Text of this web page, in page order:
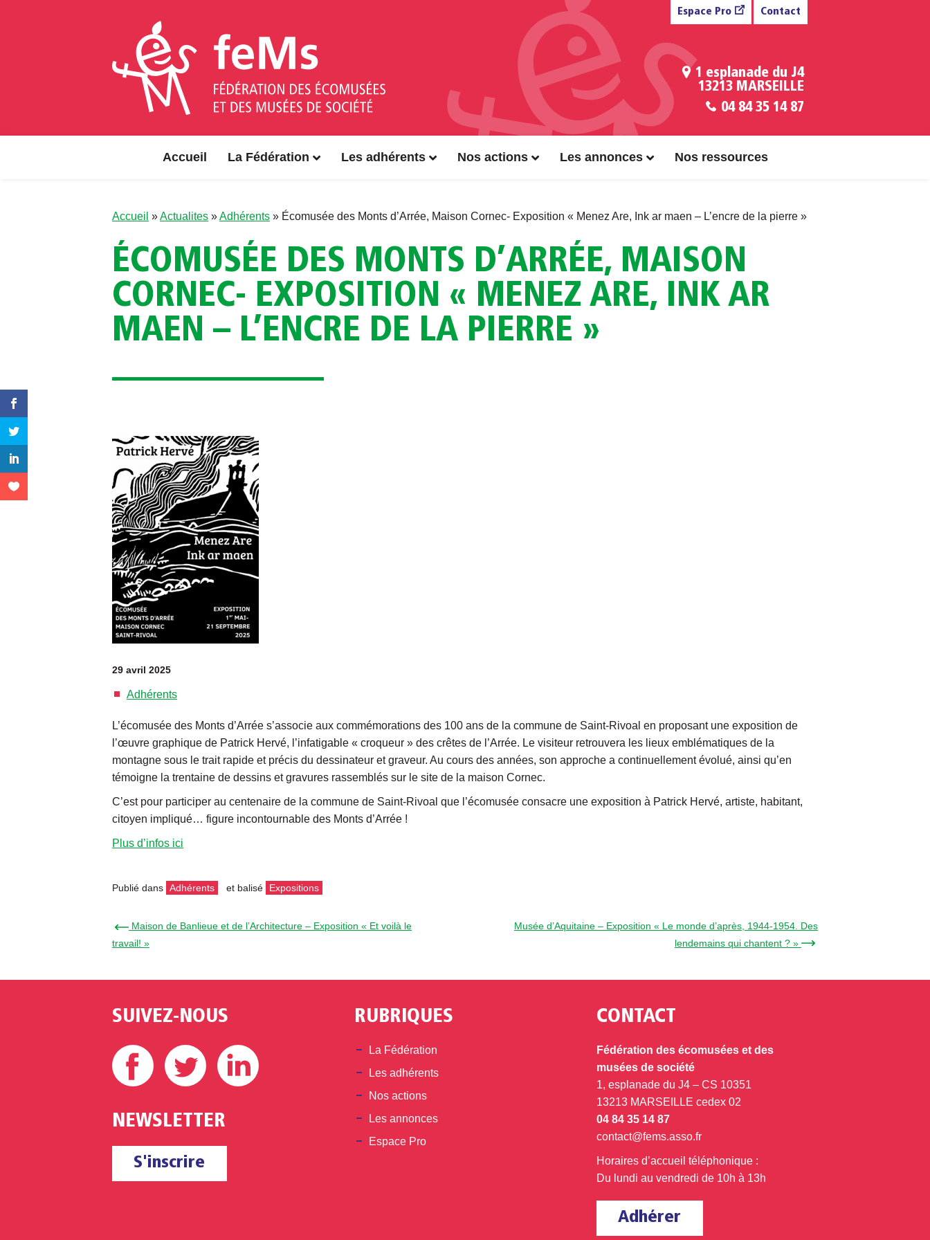
Espace Pro Contact
1 esplanade du J4
13213 MARSEILLE
04 84 35 14 87
Accueil La Fédération Les adhérents Nos actions Les annonces Nos ressources
Accueil »Actualites »Adhérents » Écomusée des Monts d’Arrée, Maison Cornec- Exposition « Menez Are, Ink ar maen – L’encre de la pierre »
ÉCOMUSÉE DES MONTS D’ARRÉE, MAISON
CORNEC- EXPOSITION « MENEZ ARE, INK AR
MAEN – L’ENCRE DE LA PIERRE »
29 avril 2025
Adhérents
L’écomusée des Monts d’Arrée s’associe aux commémorations des 100 ans de la commune de Saint-Rivoal en proposant une exposition de
l’œuvre graphique de Patrick Hervé, l’infatigable « croqueur » des crêtes de l’Arrée. Le visiteur retrouvera les lieux emblématiques de la
montagne sous le trait rapide et précis du dessinateur et graveur. Au cours des années, son approche a continuellement évolué, ainsi qu’en
témoigne la trentaine de dessins et gravures rassemblés sur le site de la maison Cornec.
C’est pour participer au centenaire de la commune de Saint-Rivoal que l’écomusée consacre une exposition à Patrick Hervé, artiste, habitant,
citoyen impliqué… figure incontournable des Monts d’Arrée !
Plus d’infos ici
Publié dans Adhérents et balisé Expositions
← Maison de Banlieue et de l’Architecture – Exposition « Et voilà le
travail! »
Musée d’Aquitaine – Exposition « Le monde d’après, 1944-1954. Des
lendemains qui chantent ? » →
SUIVEZ-NOUS
Facebook Twitter
NEWSLETTER
S'inscrire
RUBRIQUES
La Fédération
Les adhérents
Nos actions
Les annonces
Espace Pro
CONTACT
Fédération des écomusées et des
musées de société
1, esplanade du J4 – CS 10351
13213 MARSEILLE cedex 02
04 84 35 14 87
contact@fems.asso.fr
Horaires d’accueil téléphonique :
Du lundi au vendredi de 10h à 13h
Adhérer